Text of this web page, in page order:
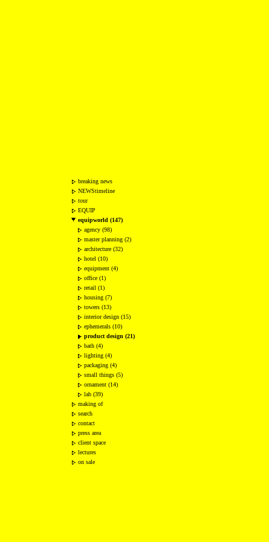
breaking news
NEWStimeline
tour
EQUIP
equipworld (147)
agency (98)
master planning (2)
architecture (32)
hotel (10)
equipment (4)
office (1)
retail (1)
housing (7)
towers (13)
interior design (15)
ephemerals (10)
product design (21)
bath (4)
lighting (4)
packaging (4)
small things (5)
ornament (14)
lab (39)
making of
search
contact
press area
client space
lectures
on sale